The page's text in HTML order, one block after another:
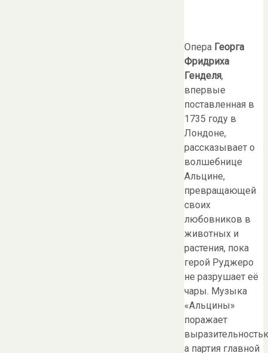
Опера Георга
Фридриха
Генделя,
впервые
поставленная в
1735 году в
Лондоне,
рассказывает о
волшебнице
Альцине,
превращающей
своих
любовников в
животных и
растения, пока
герой Руджеро
не разрушает её
чары. Музыка
«Альцины»
поражает
а партия главной